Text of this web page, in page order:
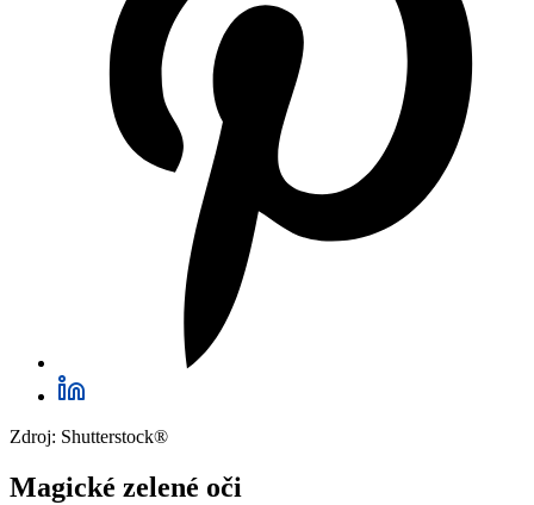
Zdroj: Shutterstock®
Magické zelené oči